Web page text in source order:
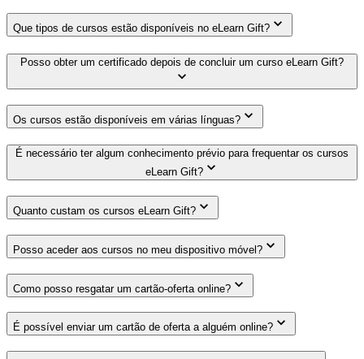
Que tipos de cursos estão disponíveis no eLearn Gift?
Posso obter um certificado depois de concluir um curso eLearn Gift?
Os cursos estão disponíveis em várias línguas?
É necessário ter algum conhecimento prévio para frequentar os cursos
eLearn Gift?
Quanto custam os cursos eLearn Gift?
Posso aceder aos cursos no meu dispositivo móvel?
Como posso resgatar um cartão-oferta online?
É possível enviar um cartão de oferta a alguém online?